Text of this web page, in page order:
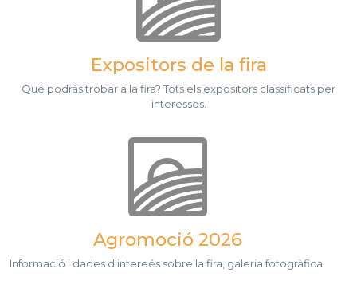
Expositors de la fira
Què podràs trobar a la fira? Tots els expositors classificats per
interessos.
Agromoció 2026
Informació i dades d'intereés sobre la fira, galeria fotogràfica.